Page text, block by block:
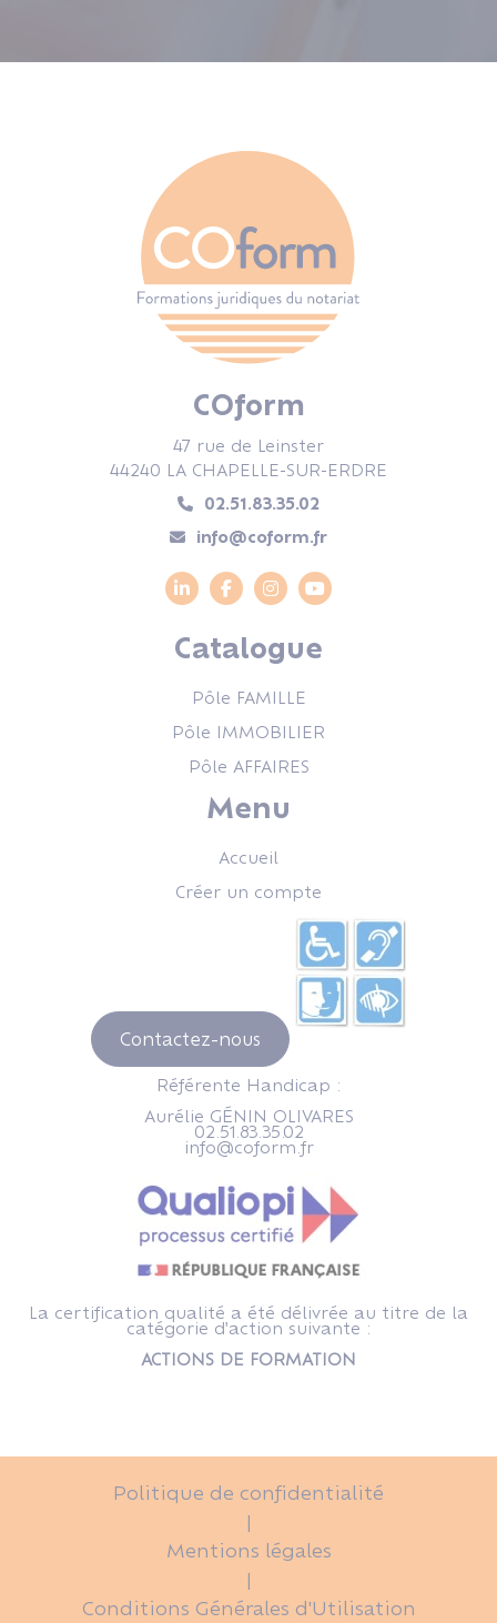
COform
47 rue de Leinster
44240 LA CHAPELLE-SUR-ERDRE
02.51.83.35.02
info@coform.fr
Catalogue
Pôle FAMILLE
Pôle IMMOBILIER
Pôle AFFAIRES
Menu
Accueil
Créer un compte
Contactez-nous
Référente Handicap :
Aurélie GÉNIN OLIVARES
02.51.83.35.02
info@coform.fr
La certification qualité a été délivrée au titre de la
catégorie d'action suivante :
ACTIONS DE FORMATION
Politique de confidentialité
|
Mentions légales
|
Conditions Générales d'Utilisation